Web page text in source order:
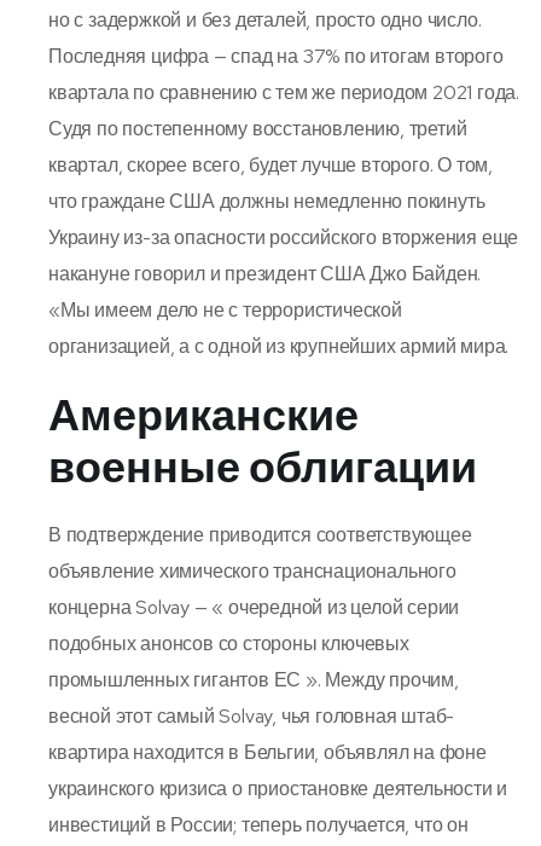
но с задержкой и без деталей, просто одно число.
Последняя цифра — спад на 37% по итогам второго
квартала по сравнению с тем же периодом 2021 года.
Судя по постепенному восстановлению, третий
квартал, скорее всего, будет лучше второго. О том,
что граждане США должны немедленно покинуть
Украину из-за опасности российского вторжения еще
накануне говорил и президент США Джо Байден.
«Мы имеем дело не с террористической
организацией, а с одной из крупнейших армий мира.
Американские
военные облигации
В подтверждение приводится соответствующее
объявление химического транснационального
концерна Solvay — « очередной из целой серии
подобных анонсов со стороны ключевых
промышленных гигантов ЕС ». Между прочим,
весной этот самый Solvay, чья головная штаб-
квартира находится в Бельгии, объявлял на фоне
украинского кризиса о приостановке деятельности и
инвестиций в России; теперь получается, что он